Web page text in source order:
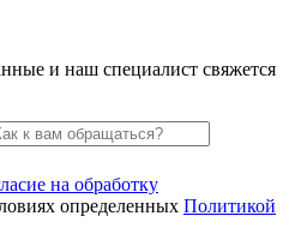
и наш специалист свяжется
на обработку
определенных Политикой